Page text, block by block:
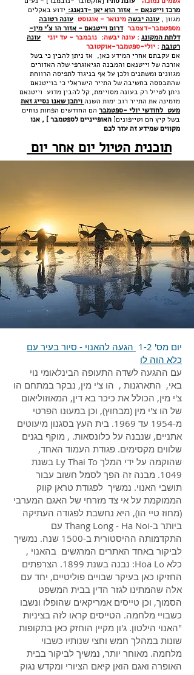
מרכז וייטנאם - אזור הוא יאן -דנאנג: ידוע באקלים
מגוון , עונה יבשהמינואר - אוגוסט עונה רטובה
מספטמבר-דצמברדרום וייטנאם - אזור הו צ'י מין-
דלתת המקונג: עונה יבשה: נובמבר - עד יוני עונה
רטובה: יולי-ספטמבר-אוקטובר
אם עקבתם אחרי המידע כאן, אז ניתן להבין כי בשל
אורכה של וייטנאם והמבנה הגיאוגרפי שלה האזורים
מגוונים ומשתנים ולכן על אף בניגוד לתפיסה הרווחת
שהתבססה בחשיבה של התייר הישראלי כי בוייטנאם
ניתן לטייל רק בעונה מסויימת, קל להבין מדוע וייטנאם
מזמינה את התייר רוב ימות השנה ויתכן שאנו נסייג זאת
מעט לחודשי יולי -ספטמבר הם החודשים הפחות נוחים
בשל קיץ חם וטייפונים[ האופייניים לספטמבר ] , אנו
מקווים שמידע זה עזר לכם
תוכנית הטיול יום אחר יום
יום מס' 1-2
הגעה להאנוי - סיור בעיר עם
כלא הוה לו
עם ההגעה לשדה התעופה הבינלאומי נוי
באי, התארגנות , הו צ'י מין, נבקר במתחם הו
צ'י מין, הכולל את כיכר בא דין, המאוזוליאום
של הו צ'י מין (מבחוץ), וכן במעונו הפרטי
מ-1954 עד 1969. בית העץ בסגנון מיעוטים
אתניים, שנבנה על כלונסאות. , מוקף בגנים
שלווים מקסימים. פגודת העמוד האחד,
שהוקמה על ידי המלך Ly Thai To בשנת
1049. מבנה זה הפך לסמל חשוב עבור
תושבי האנוי. נמשיך לפגודת טראן קווק
הממוקמת על אי צד מזרחי של האגם המערבי
(מחוז טיי הו), היא נחשבת לפגודה העתיקה
ביותר ב-Thang Long - Ha Noi עם
התקדמותה ההיסטורית ב-1500 שנה. נמשיך
לביקור באחד האתרים המרגשים בהאנוי ,
כלא Hoa Lo: נבנה בשנת 1899. הצרפתים
החזיקו כאן בעיקר שבויים פוליטיים, יחד עם
אלה שהמתינו לגזר הדין בבית המשפט
הסמוך, וכן טייסים אמריקאים שהופלו ונשבו
כשבויי מלחמה. הטייסים קראו לזה בציניות
"האנוי הילטון. ג'ון מקיין הוחזק כאן בתקופות
שונות במהלך חמש וחצי שנותיו כשבוי
מלחמה. מאוחר יותר, נמשיך לביקור בבית
האופרה ואגם הואן קיאם הציורי ומקדש נגוק